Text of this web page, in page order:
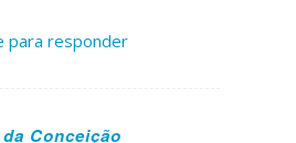
para responder
Conceição